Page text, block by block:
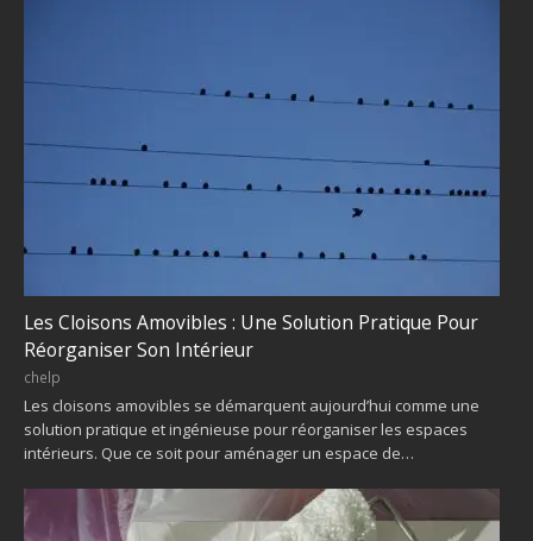
Les Cloisons Amovibles : Une Solution Pratique Pour
Réorganiser Son Intérieur
chelp
Les cloisons amovibles se démarquent aujourd’hui comme une
solution pratique et ingénieuse pour réorganiser les espaces
intérieurs. Que ce soit pour aménager un espace de…